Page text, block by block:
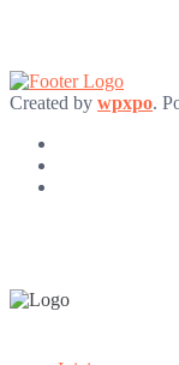
Created by wpxpo.